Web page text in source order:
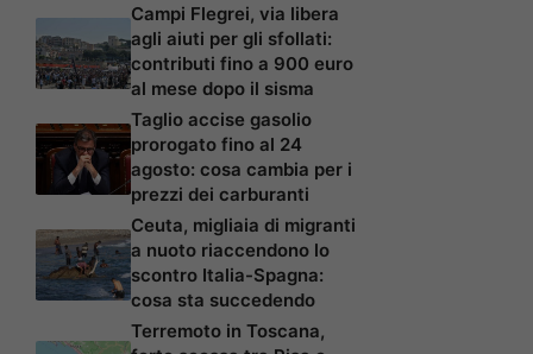
Campi Flegrei, via libera
agli aiuti per gli sfollati:
contributi fino a 900 euro
al mese dopo il sisma
Taglio accise gasolio
prorogato fino al 24
agosto: cosa cambia per i
prezzi dei carburanti
Ceuta, migliaia di migranti
a nuoto riaccendono lo
scontro Italia-Spagna:
cosa sta succedendo
Terremoto in Toscana,